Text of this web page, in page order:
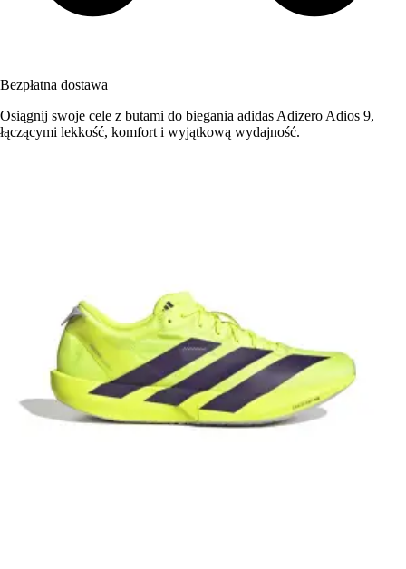
Bezpłatna dostawa
Osiągnij swoje cele z butami do biegania adidas Adizero Adios 9,
łączącymi lekkość, komfort i wyjątkową wydajność.